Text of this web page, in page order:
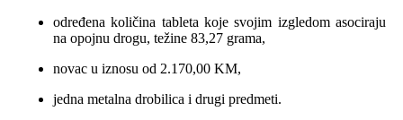
određena količina tableta koje svojim izgledom asociraju
na opojnu drogu, težine 83,27 grama,
novac u iznosu od 2.1 70,00 KM,
jedna metalna drobilica i drugi predmeti.